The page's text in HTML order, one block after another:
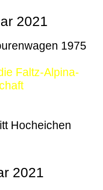
2021
1975
Faltz-Alpina-
Hocheichen
2021